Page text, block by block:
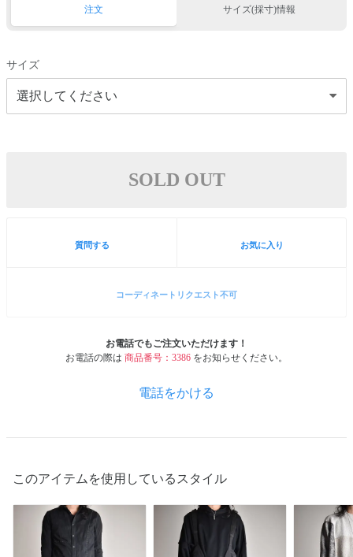
注文 サイズ(採寸)情報
サイズ
SOLD OUT
質問する お気に入り
コーディネートリクエスト不可
お電話でもご注文いただけます！
お電話の際は 商品番号：3386 をお知らせください。
電話をかける
このアイテムを使用しているスタイル